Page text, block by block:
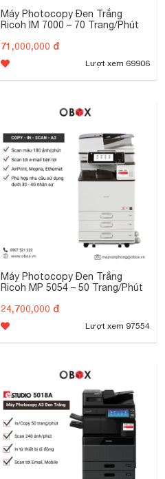
Máy Photocopy Đen Trắng
Ricoh IM 7000 – 70 Trang/Phút
71,000,000 đ
Lượt xem 69906
Máy Photocopy Đen Trắng
Ricoh MP 5054 – 50 Trang/Phút
24,700,000 đ
Lượt xem 97554